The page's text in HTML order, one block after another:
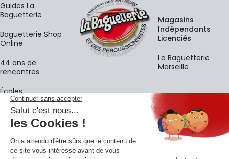
Guides La
Baguetterie
Baguetterie Shop
Online
44 ans de
rencontres
Écoles
Magasins
Indépendants
Licenciés
La Baguetterie
Marseille
La newsletter
Adresse e-mail
En vous inscrivant à notre newsletter, vous acceptez notre
confidentialité.